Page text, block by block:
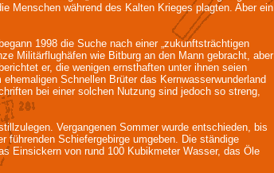
Menschen während des Kalten Krieges plagten. Aber ein
1998 die Suche nach einer „zukunftsträchtigen
Militärflughäfen wie Bitburg an den Mann gebracht, aber
er, die wenigen ernsthaften unter ihnen seien
Schnellen Brüter das Kernwasserwunderland
bei einer solchen Nutzung sind jedoch so streng,
Vergangenen Sommer wurde entschieden, bis
Schiefergebirge umgeben. Die ständige
Einsickern von rund 100 Kubikmeter Wasser, das Öle